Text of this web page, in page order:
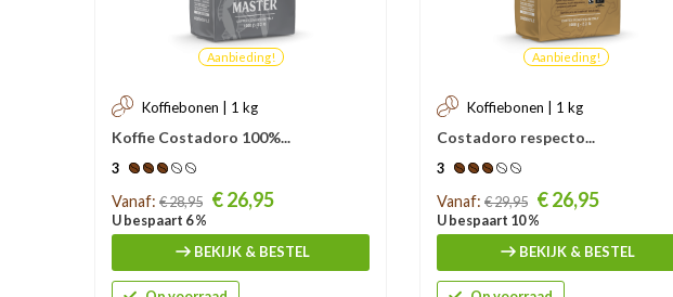
Aanbieding!
Koffiebonen | 1 kg
Koffie Costadoro 100%...
3
Prijs
Vanaf: € 28,95 € 26,95
U bespaart 6 %
BEKIJK & BESTEL
Aanbieding!
Koffiebonen | 1 kg
Costadoro respecto...
3
Prijs
Vanaf: € 29,95 € 26,95
U bespaart 10 %
BEKIJK & BESTEL